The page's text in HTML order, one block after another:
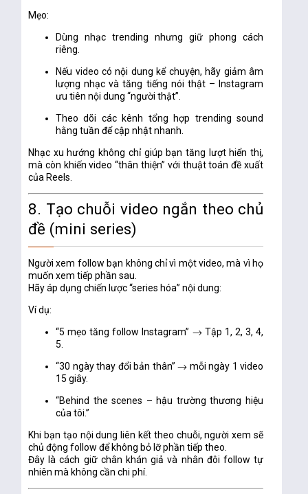
Mẹo:
Dùng nhạc trending nhưnggiữ phong cách
riêng.
Nếu video có nội dung kể chuyện, hãy giảm âm
lượng nhạc và tăng tiếng nói thật – Instagram
ưu tiên nội dung “người thật”.
Theo dõi các kênh tổng hợp trending sound
hằng tuần để cập nhật nhanh.
Nhạc xu hướng không chỉ giúp bạn tăng lượt hiển thị,
mà còn khiến video “thân thiện” với thuật toán đề xuất
của Reels.
8. Tạo chuỗi video ngắn theo chủ
đề (mini series)
Người xem follow bạn không chỉ vì một video, mà vì họ
muốn xem tiếp phần sau.
Hãy áp dụng chiến lược “series hóa” nội dung:
Ví dụ:
“5 mẹo tăng follow Instagram” → Tập 1, 2, 3, 4,
5.
“30 ngày thay đổi bản thân” → mỗi ngày 1 video
15 giây.
“Behind the scenes – hậu trường thương hiệu
của tôi.”
Khi bạn tạo nội dung liên kết theo chuỗi, người xem sẽ
chủ động follow để không bỏ lỡ phần tiếp theo.
Đây là cách giữ chân khán giả và nhân đôi follow tự
nhiên mà không cần chi phí.